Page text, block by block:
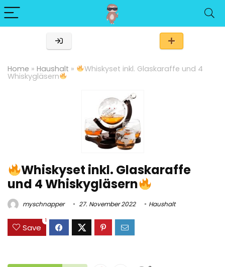
Home » Haushalt » Whiskyset inkl. Glaskaraffe und 4
Whiskygläsern
Whiskyset inkl. Glaskaraffe
und 4 Whiskygläsern
myschnapper 27. November 2022 Haushalt
Save
1